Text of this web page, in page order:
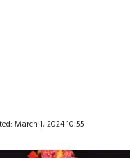
March 1, 2024 10:55